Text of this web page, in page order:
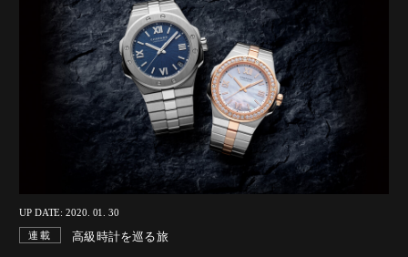
UP DATE: 2020. 01. 30
連載 高級時計を巡る旅